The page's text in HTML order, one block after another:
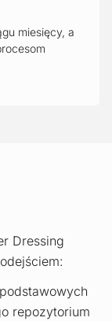
miesięcy, a
Dressing
repozytorium